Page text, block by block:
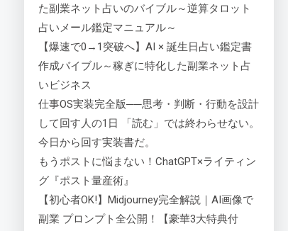
た副業ネット占いのバイブル～逆算タロット
占いメール鑑定マニュアル～
【爆速で0→1突破へ】AI × 誕生日占い鑑定書
作成バイブル～稼ぎに特化した副業ネット占
いビジネス
仕事OS実装完全版──思考・判断・行動を設計
して回す人の1日 「読む」では終わらせない。
今日から回す実装書だ。
もうポストに悩まない！ChatGPT×ライティン
グ『ポスト量産術』
【初心者OK!】Midjourney完全解説｜AI画像で
副業 プロンプト全公開！【豪華3大特典付